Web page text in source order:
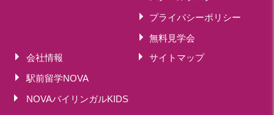
プライバシーポリシー
無料見学会
会社情報
サイトマップ
駅前留学NOVA
NOVAバイリンガルKIDS